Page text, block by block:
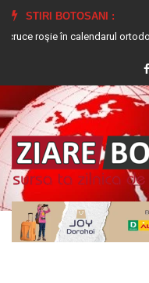
STIRI BOTOSANI :
în calendarul ortodox